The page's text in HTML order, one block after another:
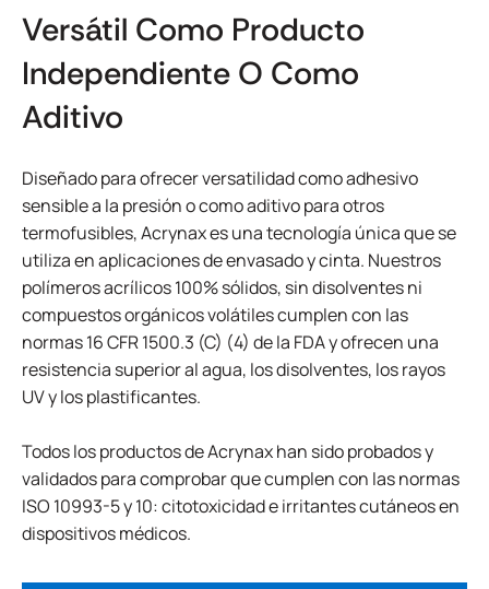
Versátil Como Producto
Independiente O Como
Aditivo
Diseñado para ofrecer versatilidad como adhesivo
sensible a la presión o como aditivo para otros
termofusibles, Acrynax es una tecnología única que se
utiliza en aplicaciones de envasado y cinta. Nuestros
polímeros acrílicos 100% sólidos, sin disolventes ni
compuestos orgánicos volátiles cumplen con las
normas 16 CFR 1500.3 (C) (4) de la FDA y ofrecen una
resistencia superior al agua, los disolventes, los rayos
UV y los plastificantes.
Todos los productos de Acrynax han sido probados y
validados para comprobar que cumplen con las normas
ISO 10993-5 y 10: citotoxicidad e irritantes cutáneos en
dispositivos médicos.